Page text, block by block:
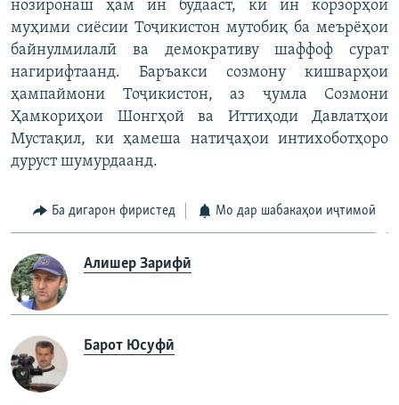
нозиронаш ҳам ин будааст, ки ин корзорҳои
муҳими сиёсии Тоҷикистон мутобиқ ба меърёҳои
байнулмилалӣ ва демокративу шаффоф сурат
нагирифтаанд. Баръакси созмону кишварҳои
ҳампаймони Тоҷикистон, аз ҷумла Созмони
Ҳамкориҳои Шонгҳой ва Иттиҳоди Давлатҳои
Мустақил, ки ҳамеша натиҷаҳои интихоботҳоро
дуруст шумурдаанд.
Ба дигарон фиристед Мо дар шабакаҳои иҷтимоӣ
Алишер Зарифӣ
Барот Юсуфӣ